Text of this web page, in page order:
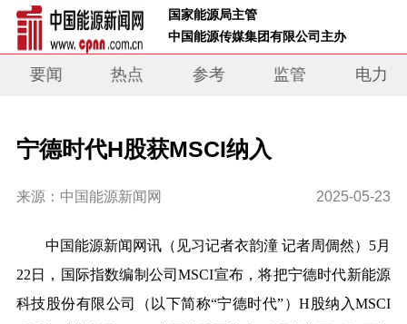
国家能源局主管
中国能源传媒集团有限公司主办
要闻 热点 参考 监管 电力
宁德时代H股获MSCI纳入
来源：中国能源新闻网 2025-05-23
中国能源新闻网讯（见习记者衣韵潼 记者周倜然）5月
22 日，国际指数编制公司MSCI宣布 ，将把宁德时代新能源
科技股份有限公司（以下简称“宁德时代”）H股纳入MSCI